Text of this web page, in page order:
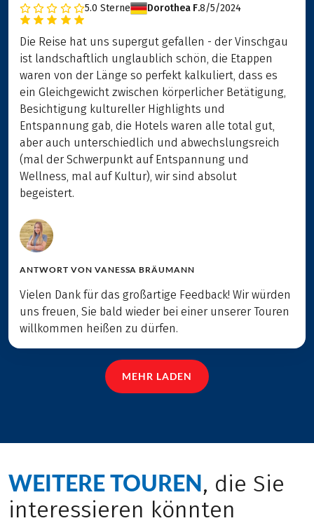
5.0 Sterne Dorothea F.8/5/2024
Die Reise hat uns supergut gefallen - der Vinschgau
ist landschaftlich unglaublich schön, die Etappen
waren von der Länge so perfekt kalkuliert, dass es
ein Gleichgewicht zwischen körperlicher Betätigung,
Besichtigung kultureller Highlights und
Entspannung gab, die Hotels waren alle total gut,
aber auch unterschiedlich und abwechslungsreich
(mal der Schwerpunkt auf Entspannung und
Wellness, mal auf Kultur), wir sind absolut
begeistert.
ANTWORT VON VANESSA BRÄUMANN
Vielen Dank für das großartige Feedback! Wir würden
uns freuen, Sie bald wieder bei einer unserer Touren
willkommen heißen zu dürfen.
MEHR LADEN
WEITERE TOUREN, die Sie
interessieren könnten